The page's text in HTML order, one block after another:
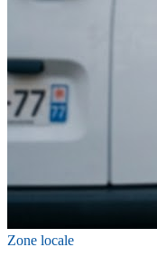
Zone locale